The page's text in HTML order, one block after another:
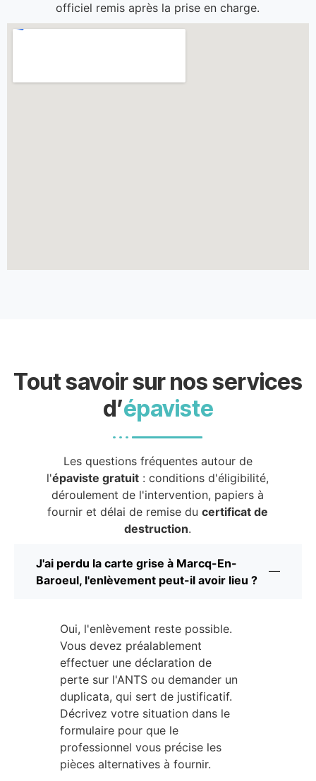
officiel remis après la prise en charge.
Tout savoir sur nos services
d’épaviste
Les questions fréquentes autour de
l'épaviste gratuit : conditions d'éligibilité,
déroulement de l'intervention, papiers à
fournir et délai de remise ducertificat de
destruction.
J'ai perdu la carte grise à Marcq-En-
Baroeul, l'enlèvement peut-il avoir lieu ?
Oui, l'enlèvement reste possible.
Vous devez préalablement
effectuer une déclaration de
perte sur l'ANTS ou demander un
duplicata, qui sert de justificatif.
Décrivez votre situation dans le
formulaire pour que le
professionnel vous précise les
pièces alternatives à fournir.